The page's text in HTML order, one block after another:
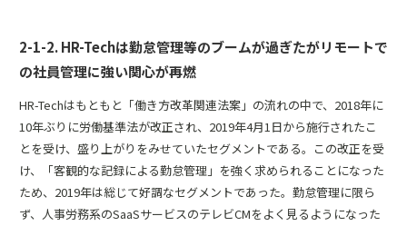
2-1-2. HR-Techは勤怠管理等のブームが過ぎたがリモートで
の社員管理に強い関心が再燃
HR-Techはもともと「働き方改革関連法案」の流れの中で、2018年に
10年ぶりに労働基準法が改正され、2019年4月1日から施行されたこ
とを受け、盛り上がりをみせていたセグメントである。この改正を受
け、「客観的な記録による勤怠管理」を強く求められることになった
ため、2019年は総じて好調なセグメントであった。勤怠管理に限ら
ず、人事労務系のSaaSサービスのテレビCMをよく見るようになった